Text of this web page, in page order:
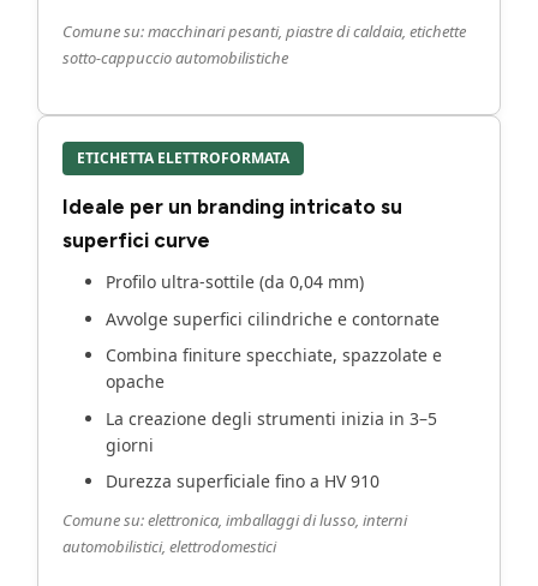
Comune su: macchinari pesanti, piastre di caldaia, etichette
sotto-cappuccio automobilistiche
ETICHETTA ELETTROFORMATA
Ideale per un branding intricato su
superfici curve
Profilo ultra-sottile (da 0,04 mm)
Avvolge superfici cilindriche e contornate
Combina finiture specchiate, spazzolate e
opache
La creazione degli strumenti inizia in 3–5
giorni
Durezza superficiale fino a HV 910
Comune su: elettronica, imballaggi di lusso, interni
automobilistici, elettrodomestici